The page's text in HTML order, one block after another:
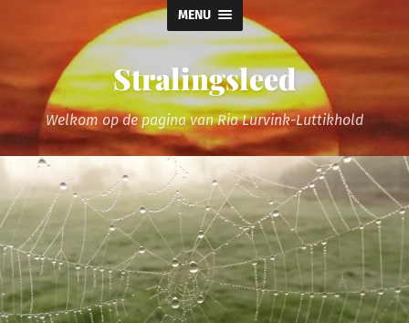
MENU
Stralingsleed
Welkom op de pagina van Ria Lurvink-Luttikhold